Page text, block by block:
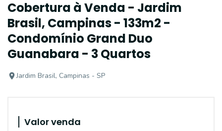
Cobertura à Venda - Jardim
Brasil, Campinas - 133m2 -
Condomínio Grand Duo
Guanabara - 3 Quartos
Jardim Brasil, Campinas - SP
Valor venda